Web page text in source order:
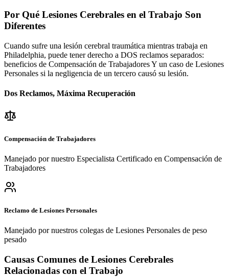
Por Qué Lesiones Cerebrales en el Trabajo Son
Diferentes
Cuando sufre una lesión cerebral traumática mientras trabaja en
Philadelphia, puede tener derecho a DOS reclamos separados:
beneficios de Compensación de Trabajadores Y un caso de Lesiones
Personales si la negligencia de un tercero causó su lesión.
Dos Reclamos, Máxima Recuperación
Compensación de Trabajadores
Manejado por nuestro Especialista Certificado en Compensación de
Trabajadores
Reclamo de Lesiones Personales
Manejado por nuestros colegas de Lesiones Personales de peso
pesado
Causas Comunes de Lesiones Cerebrales
Relacionadas con el Trabajo